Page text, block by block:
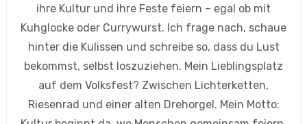
ihre Kultur und ihre Feste feiern – egal ob mit
Kuhglocke oder Currywurst. Ich frage nach, schaue
hinter die Kulissen und schreibe so, dass du Lust
bekommst, selbst loszuziehen. Mein Lieblingsplatz
auf dem Volksfest? Zwischen Lichterketten,
Riesenrad und einer alten Drehorgel. Mein Motto: